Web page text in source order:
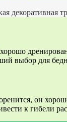
декоративная
хорошо
выбор для
он
к гибели